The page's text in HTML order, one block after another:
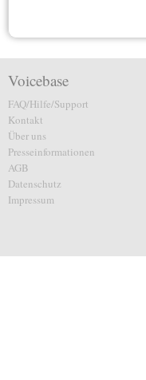
Voicebase
FAQ/Hilfe/Support
Kontakt
Über uns
Presseinformationen
AGB
Datenschutz
Impressum